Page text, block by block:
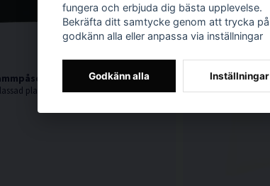
Plast 33L M-Klass 4st
plast dammpåse på 33L.
fungera och erbjuda dig bästa upplevelse.
Bekräfta ditt samtycke genom att trycka på
godkänn alla eller anpassa via inställningar
Godkänn alla Inställningar